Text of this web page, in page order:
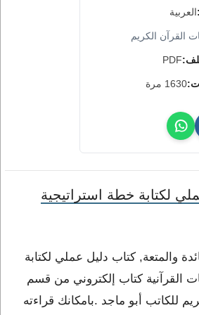
العربية
القرآن الكريم
PDF
1630 مرة
لكتابة خطة استراتيجية
والمتعة, كتاب دليل عملي لكتابة
القرآنية كتاب إلكتروني من قسم
للكاتب أبو ماجد .بامكانك قراءته